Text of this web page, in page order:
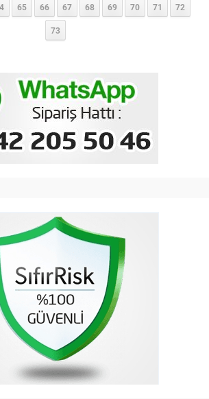
65 66 67 68 69 70 71 72
73